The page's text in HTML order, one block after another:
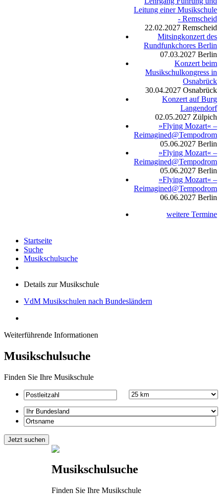
Leitung einer Musikschule
- Remscheid
22.02.2027 Remscheid
Mitsingkonzert des
Rundfunkchores Berlin
07.03.2027 Berlin
Konzert beim
Musikschulkongress in
Osnabrück
30.04.2027 Osnabrück
Konzert auf Burg
Langendorf
02.05.2027 Zülpich
»Flying Mozart« –
Reimagined@Tempodrom
05.06.2027 Berlin
»Flying Mozart« –
Reimagined@Tempodrom
05.06.2027 Berlin
»Flying Mozart« –
Reimagined@Tempodrom
06.06.2027 Berlin
weitere Termine
Startseite
Suche
Musikschulsuche
Details zur Musikschule
VdM Musikschulen nach Bundesländern
Weiterführende Informationen
Musikschulsuche
Finden Sie Ihre Musikschule
Musikschulsuche
Finden Sie Ihre Musikschule